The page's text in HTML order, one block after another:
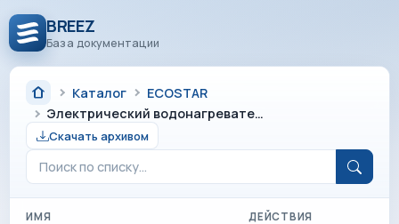
BREEZ
База документации
Каталог
ECOSTAR
Электрический водонагреватель серии SPLASH
Скачать архивом
ИМЯ ДЕЙСТВИЯ